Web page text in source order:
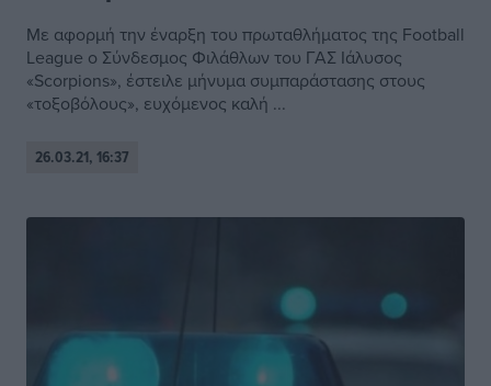
Με αφορμή την έναρξη του πρωταθλήματος της Football
League ο Σύνδεσμος Φιλάθλων του ΓΑΣ Ιάλυσος
«Scorpions», έστειλε μήνυμα συμπαράστασης στους
«τοξοβόλους», ευχόμενος καλή ...
26.03.21, 16:37